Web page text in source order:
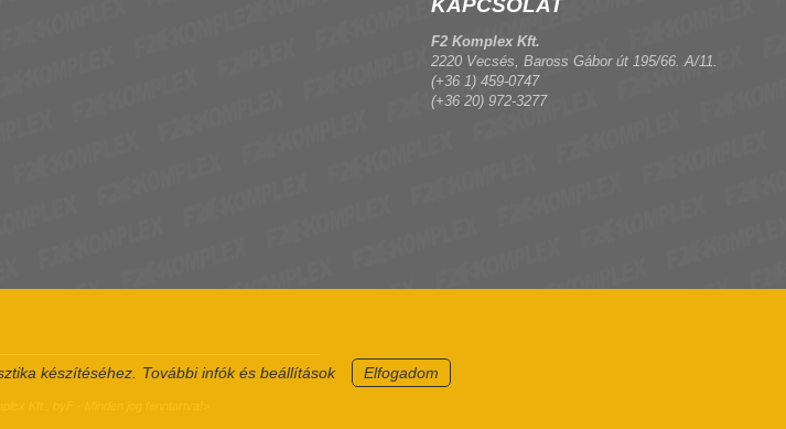
készítéséhez. További infók és beállítások Elfogadom
KAPCSOLAT
F2 Komplex Kft.
2220 Vecsés, Baross Gábor út 195/66. A/11.
(+36 1) 459-0747
(+36 20) 972-3277